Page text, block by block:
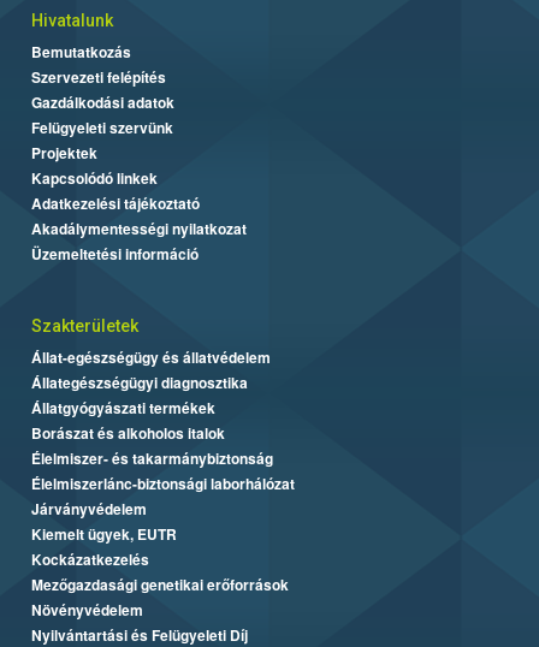
Hivatalunk
Bemutatkozás
Szervezeti felépítés
Gazdálkodási adatok
Felügyeleti szervünk
Projektek
Kapcsolódó linkek
Adatkezelési tájékoztató
Akadálymentességi nyilatkozat
Üzemeltetési információ
Szakterületek
Állat-egészségügy és állatvédelem
Állategészségügyi diagnosztika
Állatgyógyászati termékek
Borászat és alkoholos italok
Élelmiszer- és takarmánybiztonság
Élelmiszerlánc-biztonsági laborhálózat
Járványvédelem
Kiemelt ügyek, EUTR
Kockázatkezelés
Mezőgazdasági genetikai erőforrások
Növényvédelem
Nyilvántartási és Felügyeleti Díj